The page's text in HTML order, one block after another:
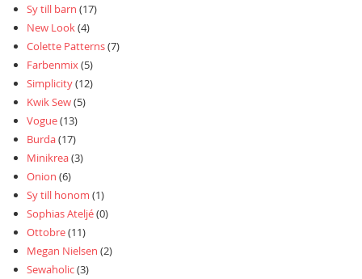
Sy till barn (17)
New Look(4)
Colette Patterns(7)
Farbenmix(5)
Simplicity(12)
Kwik Sew(5)
Vogue(13)
Burda(17)
Minikrea(3)
Onion (6)
Sy till honom (1)
Sophias Ateljé(0)
Ottobre(11)
Megan Nielsen (2)
Sewaholic(3)